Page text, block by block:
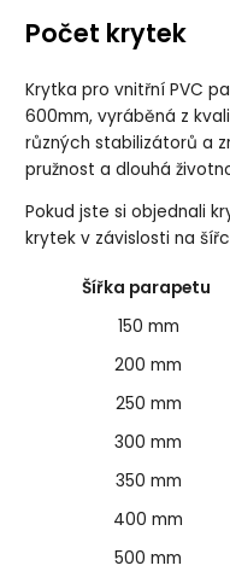
Počet krytek
Krytka pro vnitřní PVC
600mm, vyráběná z
různých stabilizátorů a
pružnost a dlouhá
Pokud jste si objednali
krytek v závislosti na
Šířka parapetu
150 mm
200 mm
250 mm
300 mm
350 mm
400 mm
500 mm